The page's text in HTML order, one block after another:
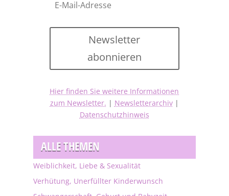
Newsletter
abonnieren
Hier finden Sie weitere Informationen
zum Newsletter. | Newsletterarchiv|
Datenschutzhinweis
ALLE THEMEN
Weiblichkeit, Liebe & Sexualität
Verhütung, Unerfüllter Kinderwunsch